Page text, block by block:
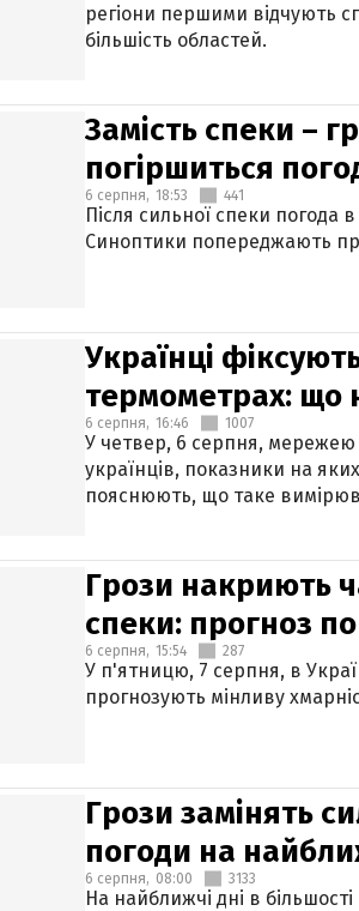
регіони першими відчують
більшість областей.
Замість спеки –
погіршиться
6 серпня, 18:53 441
Після сильної спеки погода
Синоптики попереджають
Українці
термометрах: що
6 серпня, 16:46 1007
У четвер, 6 серпня,
українців, показники на
пояснюють, що таке
Грози накриють
спеки: прогноз
6 серпня, 15:54 287
У п'ятницю, 7 серпня, в
прогнозують мінливу
Грози замінять
погоди на
6 серпня, 08:00 3133
На найближчі дні в